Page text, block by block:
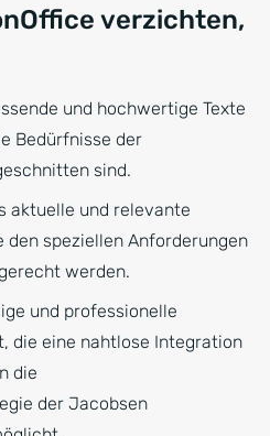
verzichten,
und hochwertige Texte
Bedürfnisse der
sind.
aktuelle und relevante
den speziellen Anforderungen
werden.
und professionelle
die eine nahtlose Integration
die
der Jacobsen